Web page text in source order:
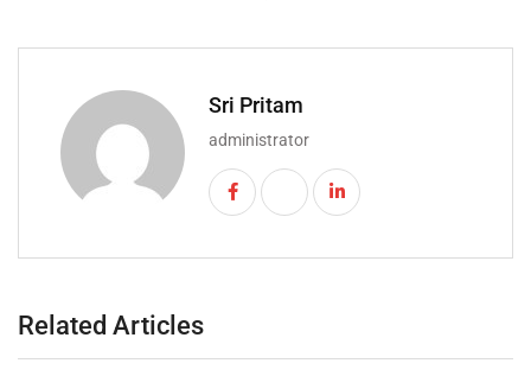
Sri Pritam
administrator
Related Articles